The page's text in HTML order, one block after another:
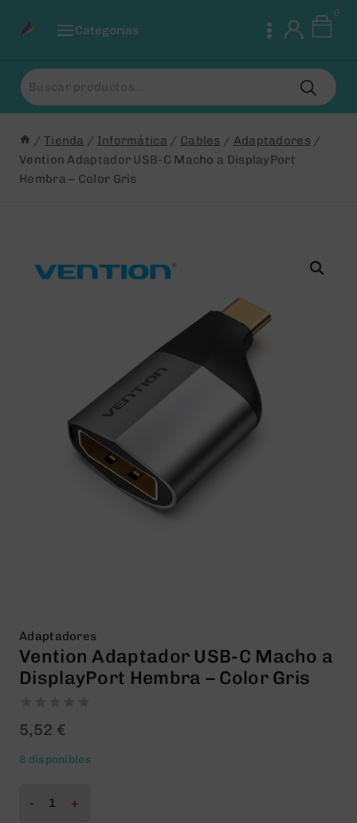
Categorias
0
Buscar
por:
/ Tienda / Informática / Cables / Adaptadores /
Vention Adaptador USB-C Macho a DisplayPort
Hembra – Color Gris
Adaptadores
Vention Adaptador USB-C Macho a
DisplayPort Hembra – Color Gris
0
out
of
5
5,52 €
8 disponibles